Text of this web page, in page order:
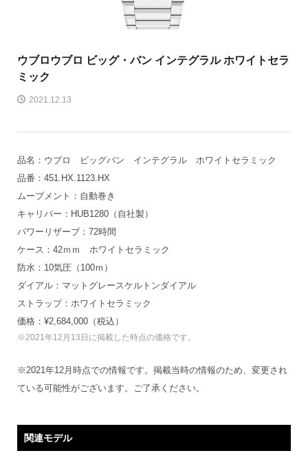
ウブロウブロ ビッグ・バン インテグラル ホワイトセラ
ミック
2021.12.13
品名：ウブロ ビッグバン インテグラル ホワイトセラミック
品番：451.HX.1123.HX
ムーブメント：自動巻き
キャリバー：HUB1280（自社製）
パワーリザーブ：72時間
ケース：42ｍｍ ホワイトセラミック
防水：10気圧（100ｍ）
ダイアル：マットグレースケルトンダイアル
ストラップ：ホワイトセラミック
価格：¥2,684,000（税込）
※2021年12月13日に掲載した時点の価格です。
※2021年12月時点での情報です。掲載当時の情報のため、変更され
ている可能性がございます。ご了承ください。
関連モデル